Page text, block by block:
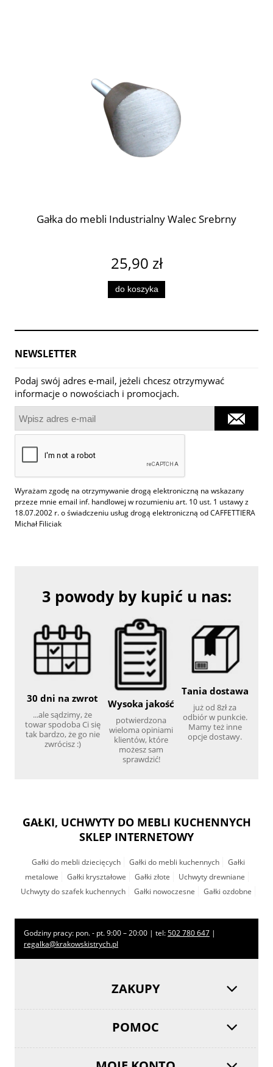
Gałka do mebli Industrialny Walec Srebrny
25,90 zł
do koszyka
NEWSLETTER
Podaj swój adres e-mail, jeżeli chcesz otrzymywać
informacje o nowościach i promocjach.
Wyrażam zgodę na otrzymywanie drogą elektroniczną na wskazany
przeze mnie email inf. handlowej w rozumieniu art. 10 ust. 1 ustawy z
18.07.2002 r. o świadczeniu usług drogą elektroniczną od CAFFETTIERA
Michał Filiciak
3 powody by kupić u nas:
30 dni na zwrot
...ale sądzimy, że
towar spodoba Ci się
tak bardzo, że go nie
zwrócisz :)
Wysoka jakość
potwierdzona
wieloma opiniami
klientów, które
możesz sam
sprawdzić!
Tania dostawa
już od 8zł za
odbiór w punkcie.
Mamy też inne
opcje dostawy.
GAŁKI, UCHWYTY DO MEBLI KUCHENNYCH
SKLEP INTERNETOWY
Gałki do mebli dziecięcych Gałki do mebli kuchennych
Gałki
metalowe
Gałki kryształowe Gałki złote
Uchwyty drewniane
Uchwyty do szafek kuchennych
Gałki nowoczesne Gałki ozdobne
Godziny pracy: pon. - pt. 9:00 – 20:00 | tel:502 780 647 |
regalka@krakowskistrych.pl
ZAKUPY
POMOC